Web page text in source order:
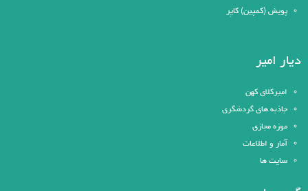
پویش (کمپین) کایِر
دیار امیر
امیرکلای کهن
جاذبه های گردشگری
موزه مجازی
آمار و اطلاعات
سایت ها